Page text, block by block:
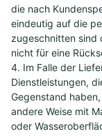
die nach
eindeutig auf die
zugeschnitten sind
nicht für eine
4. Im Falle der
Dienstleistungen,
Gegenstand
andere Weise mit
oder